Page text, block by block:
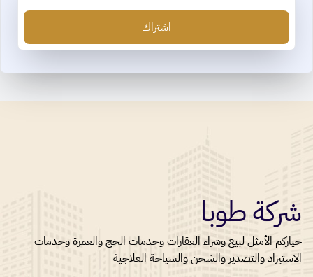
اشتراك
شركة طوبا
خياركم الأمثل لبيع وشراء العقارات وخدمات الحج والعمرة وخدمات
الاستيراد والتصدير والشحن والسياحة العلاجية